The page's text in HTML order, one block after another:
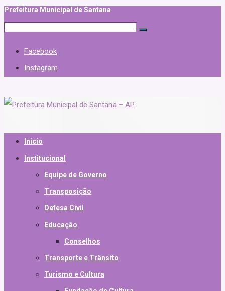
Prefeitura Municipal de Santana
Facebook
Instagram
Inicio
Institucional
Equipe de Governo
Transposição
Defesa Civil
Educação
Conselhos
Transporte e Trânsito
Turismo e Cultura